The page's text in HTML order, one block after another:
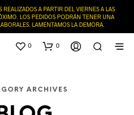
REALIZADOS A PARTIR DEL VIERNES A LAS
LOS PEDIDOS PODRÁN TENER UNA
LAMENTAMOS LA DEMORA.
0 0
ARCHIVES